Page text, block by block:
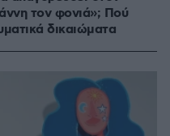
τον φονιά»; Πού
δικαιώματα